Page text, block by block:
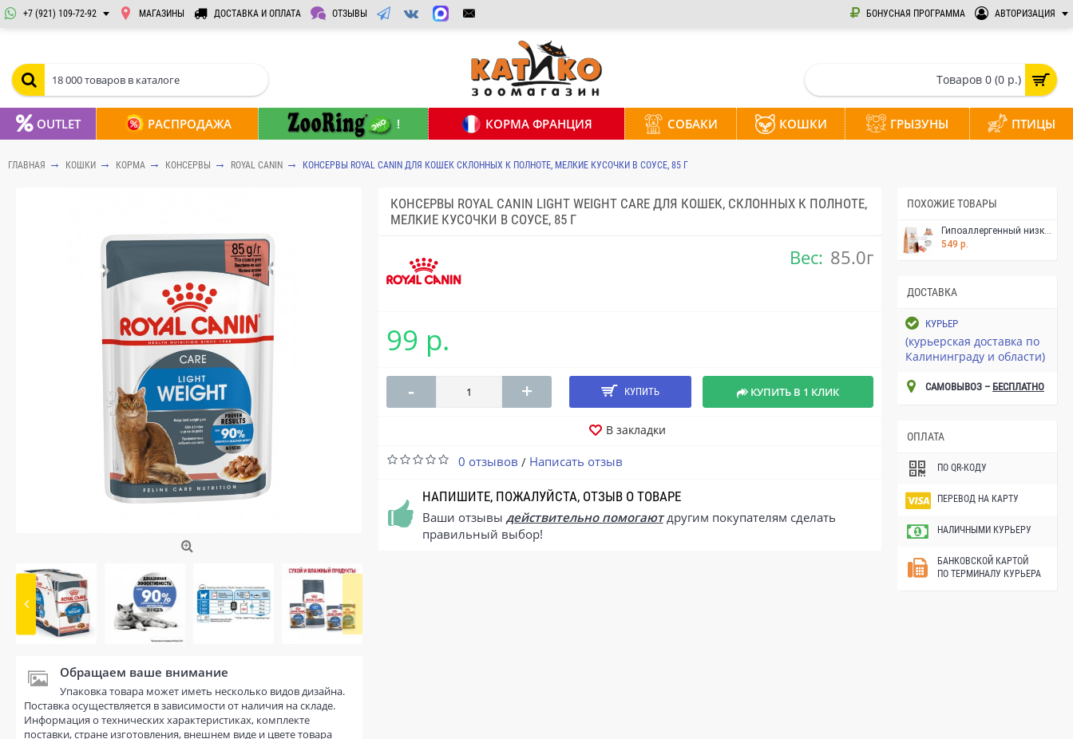
+7 (921) 109-72-92 МАГАЗИНЫ ДОСТАВКА И ОПЛАТА ОТЗЫВЫ БОНУСНАЯ ПРОГРАММА АВТОРИЗАЦИЯ
Товаров 0 (0 р.)
OUTLET РАСПРОДАЖА ! КОРМА ФРАНЦИЯ СОБАКИ КОШКИ ГРЫЗУНЫ ПТИЦЫ
ГЛАВНАЯ КОШКИ КОРМА КОНСЕРВЫ ROYAL CANIN КОНСЕРВЫ ROYAL CANIN ДЛЯ КОШЕК СКЛОННЫХ К ПОЛНОТЕ, МЕЛКИЕ КУСОЧКИ В СОУСЕ, 85 Г
ПОХОЖИЕ ТОВАРЫ
Гипоаллергенный низкозерновой корм Brit Care с морской рыбой и индейкой для стерилизованных кошек, контроль веса, 400 гр
549 р.
ДОСТАВКА
КУРЬЕР
(курьерская доставка по
Калининграду и области)
САМОВЫВОЗ – БЕСПЛАТНО
ОПЛАТА
ПО QR-КОДУ
ПЕРЕВОД НА КАРТУ
НАЛИЧНЫМИ КУРЬЕРУ
БАНКОВСКОЙ КАРТОЙ
ПО ТЕРМИНАЛУ КУРЬЕРА
Обращаем ваше внимание
Упаковка товара может иметь несколько видов дизайна.
Поставка осуществляется в зависимости от наличия на складе.
Информация о технических характеристиках, комплекте
поставки, стране изготовления, внешнем виде и цвете товара
КОНСЕРВЫ ROYAL CANIN LIGHT WEIGHT CARE ДЛЯ КОШЕК, СКЛОННЫХ К ПОЛНОТЕ,
МЕЛКИЕ КУСОЧКИ В СОУСЕ, 85 Г
Вес: 85.0г
99 р.
- + КУПИТЬ КУПИТЬ В 1 КЛИК
В закладки
0 отзывов / Написать отзыв
НАПИШИТЕ, ПОЖАЛУЙСТА, ОТЗЫВ О ТОВАРЕ
Ваши отзывы действительно помогаютдругим покупателям сделать
правильный выбор!